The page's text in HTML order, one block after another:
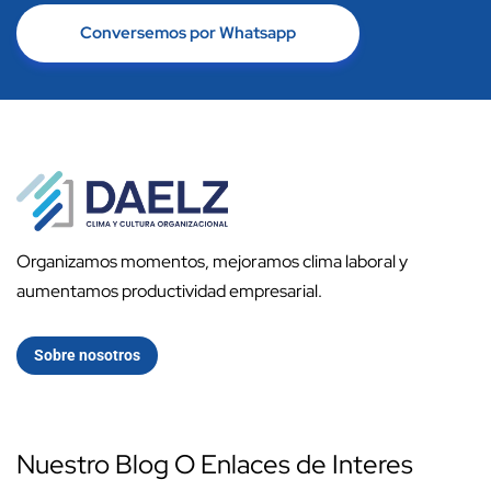
Conversemos por Whatsapp
Organizamos momentos, mejoramos clima laboral y
aumentamos productividad empresarial.
Sobre nosotros
Nuestro Blog O Enlaces de Interes